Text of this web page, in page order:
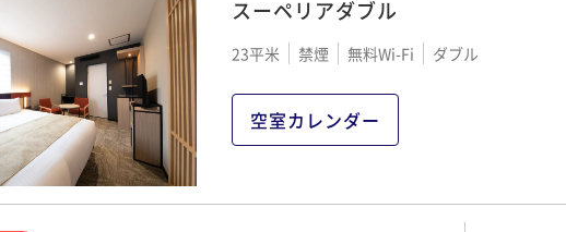
プ
様限定！清掃不要プラン（素泊まり）
決済可 IN 15:00 - 24:00 OUT11:00
スーペリアダブル
23平米 禁煙 無料Wi-Fi ダブル
空室カレンダー